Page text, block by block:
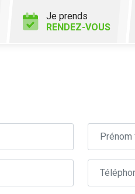
Je prends
RENDEZ-VOUS
Prénom
Téléphone